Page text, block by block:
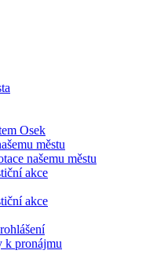
Osek
městu
našemu městu
akce
akce
k pronájmu